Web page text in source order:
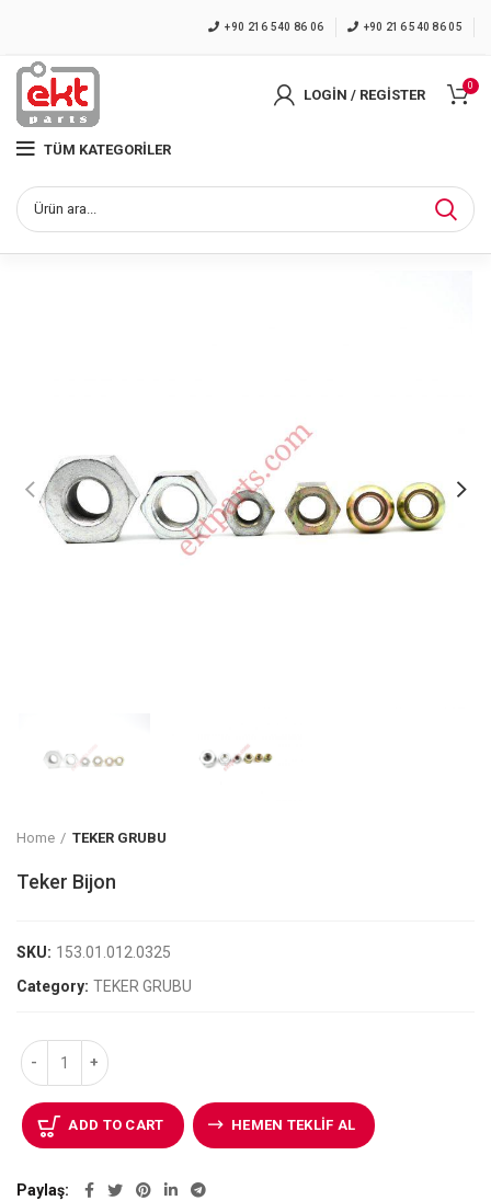
+90 216 540 86 06 +90 216 540 86 05
TÜM KATEGORILER
LOGIN / REGISTER
0
Home TEKER GRUBU
Teker Bijon
SKU: 153.01.012.0325
Category: TEKER GRUBU
ADD TO CART HEMEN TEKLIF AL
Paylaş